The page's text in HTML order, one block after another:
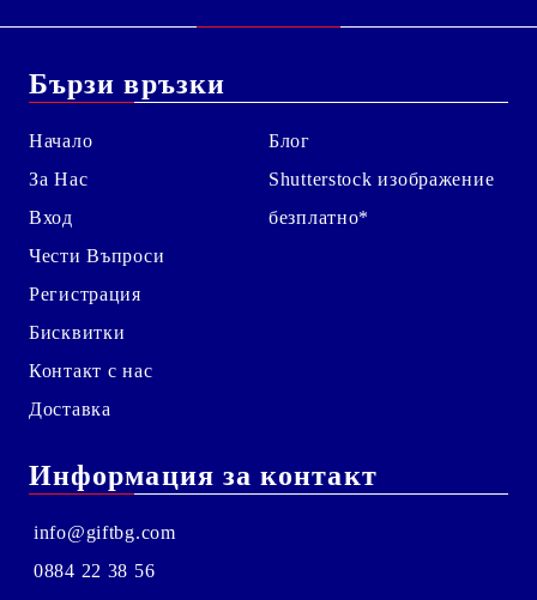
Бързи връзки
Начало
За Нас
Вход
Чести Въпроси
Регистрация
Бисквитки
Контакт с нас
Доставка
Блог
Shutterstock изображение
безплатно*
Информация за контакт
info@giftbg.com
0884 22 38 56